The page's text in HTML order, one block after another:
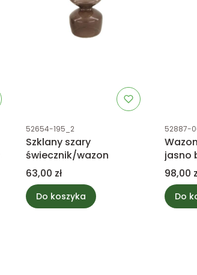
Kod produktu
52654-195_2
Szklany szary
świecznik/wazon
Cena
63,00 zł
Do koszyka
Kod
52887-
jasno
Cena
98,00
Do